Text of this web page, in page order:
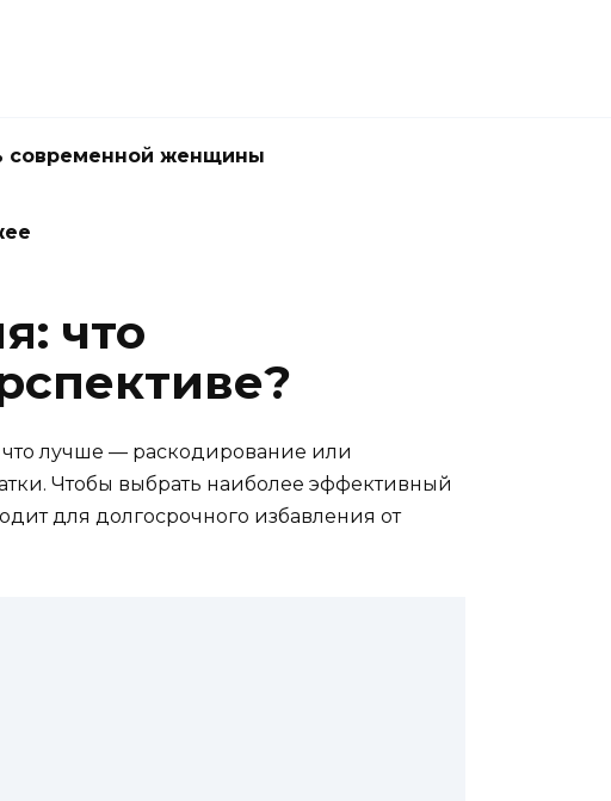
современной женщины
что
что лучше — раскодирование или
Чтобы выбрать наиболее эффективный
для долгосрочного избавления от